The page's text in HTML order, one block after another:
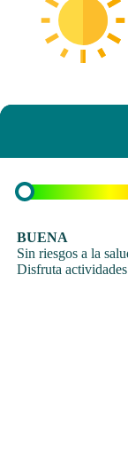
BUENA
Sin riesgos a la
Disfruta